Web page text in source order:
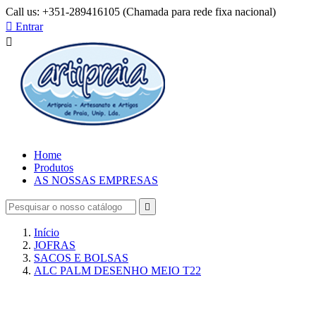
Call us: +351-289416105 (Chamada para rede fixa nacional)
 Entrar

Home
Produtos
AS NOSSAS EMPRESAS

Início
JOFRAS
SACOS E BOLSAS
ALC PALM DESENHO MEIO T22